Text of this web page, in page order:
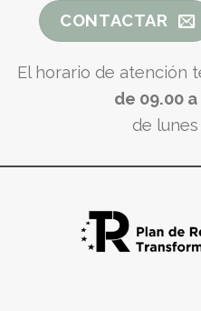
CONTACTAR
El horario de atención
de 09.00
de